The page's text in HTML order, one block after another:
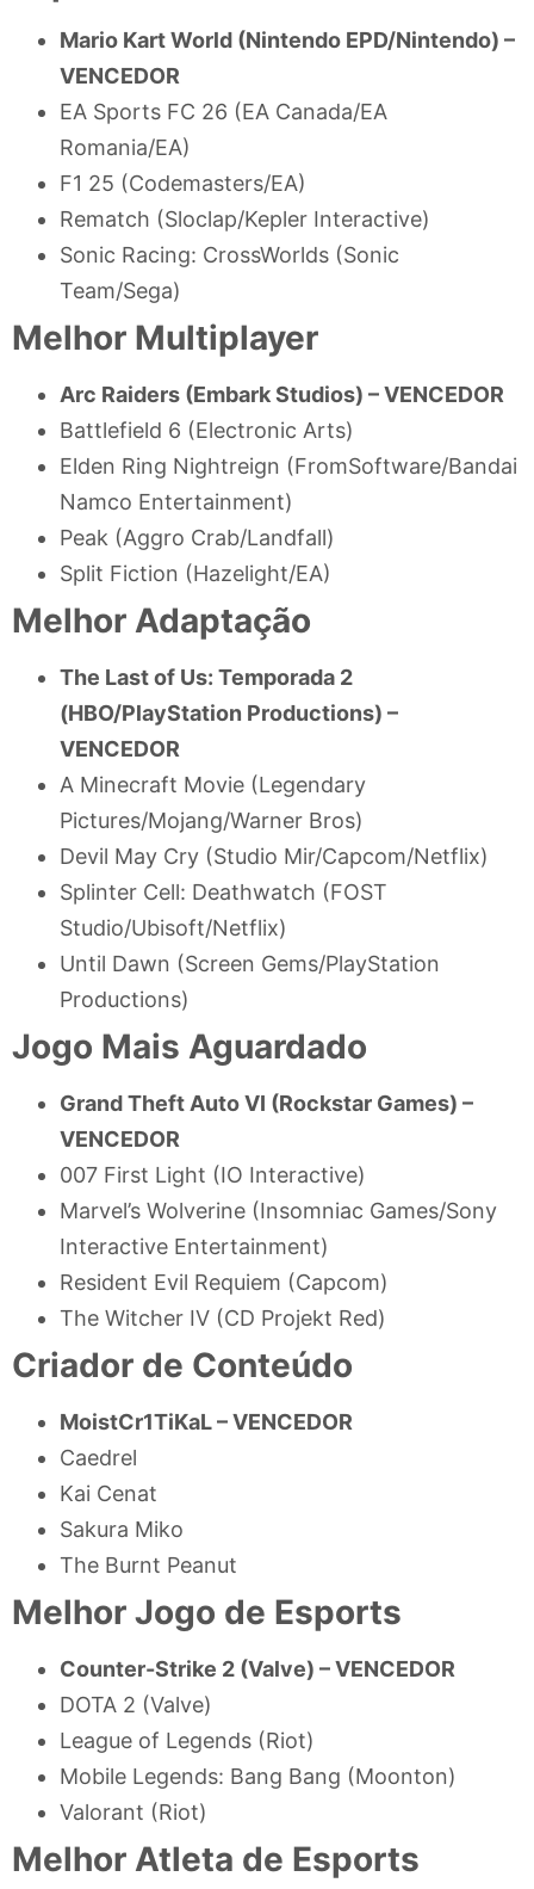
Mario Kart World (Nintendo EPD/Nintendo) –
VENCEDOR
EA Sports FC 26 (EA Canada/EA
Romania/EA)
F1 25 (Codemasters/EA)
Rematch (Sloclap/Kepler Interactive)
Sonic Racing: CrossWorlds (Sonic
Team/Sega)
Melhor Multiplayer
Arc Raiders (Embark Studios) – VENCEDOR
Battlefield 6 (Electronic Arts)
Elden Ring Nightreign (FromSoftware/Bandai
Namco Entertainment)
Peak (Aggro Crab/Landfall)
Split Fiction (Hazelight/EA)
Melhor Adaptação
The Last of Us: Temporada 2
(HBO/PlayStation Productions) –
VENCEDOR
A Minecraft Movie (Legendary
Pictures/Mojang/Warner Bros)
Devil May Cry (Studio Mir/Capcom/Netflix)
Splinter Cell: Deathwatch (FOST
Studio/Ubisoft/Netflix)
Until Dawn (Screen Gems/PlayStation
Productions)
Jogo Mais Aguardado
Grand Theft Auto VI (Rockstar Games) –
VENCEDOR
007 First Light (IO Interactive)
Marvel’s Wolverine (Insomniac Games/Sony
Interactive Entertainment)
Resident Evil Requiem (Capcom)
The Witcher IV (CD Projekt Red)
Criador de Conteúdo
MoistCr1TiKaL –VENCEDOR
Caedrel
Kai Cenat
Sakura Miko
The Burnt Peanut
Melhor Jogo de Esports
Counter-Strike 2 (Valve) –VENCEDOR
DOTA 2 (Valve)
League of Legends (Riot)
Mobile Legends: Bang Bang (Moonton)
Valorant (Riot)
Melhor Atleta de Esports